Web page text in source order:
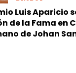
Luis Aparicio
de la Fama en
de Johan